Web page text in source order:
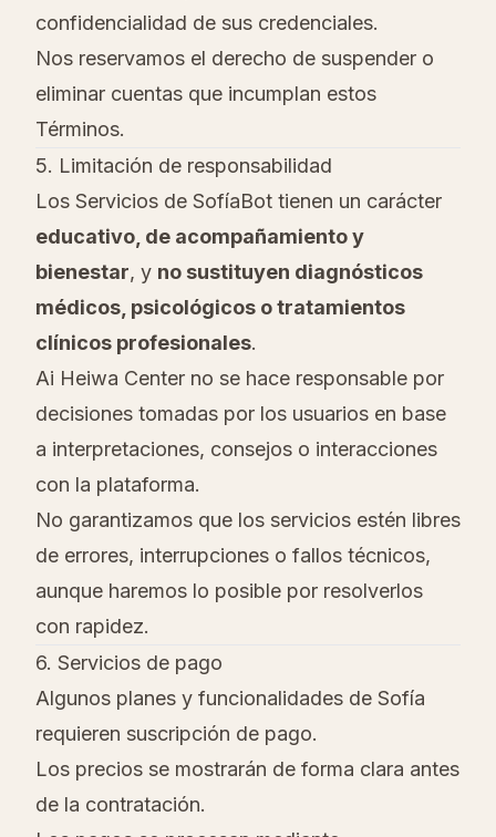
confidencialidad de sus credenciales.
Nos reservamos el derecho de suspender o
eliminar cuentas que incumplan estos
Términos.
5. Limitación de responsabilidad
Los Servicios de SofíaBot tienen un carácter
educativo, de acompañamiento y
bienestar, y no sustituyen diagnósticos
médicos, psicológicos o tratamientos
clínicos profesionales.
Ai Heiwa Center no se hace responsable por
decisiones tomadas por los usuarios en base
a interpretaciones, consejos o interacciones
con la plataforma.
No garantizamos que los servicios estén libres
de errores, interrupciones o fallos técnicos,
aunque haremos lo posible por resolverlos
con rapidez.
6. Servicios de pago
Algunos planes y funcionalidades de Sofía
requieren suscripción de pago.
Los precios se mostrarán de forma clara antes
de la contratación.